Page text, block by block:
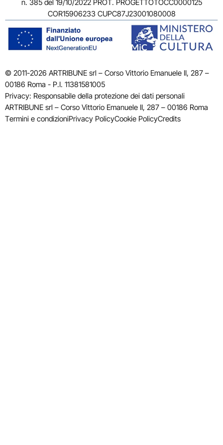
n. 385 del 19/10/2022 PROT. PROGETTOTOCC0000125
COR15906233 CUPC87J23001080008
© 2011-2026 ARTRIBUNE srl – Corso Vittorio Emanuele II, 287 –
00186 Roma - P.I. 11381581005
Privacy: Responsabile della protezione dei dati personali
ARTRIBUNE srl – Corso Vittorio Emanuele II, 287 – 00186 Roma
Termini e condizioniPrivacy PolicyCookie PolicyCredits